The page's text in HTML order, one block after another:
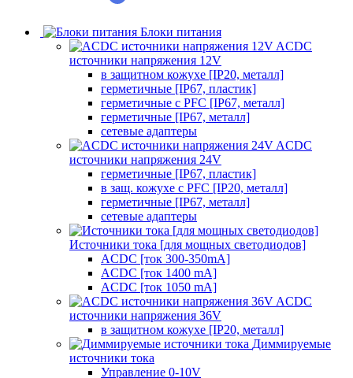
Блоки питания
ACDC
источники напряжения 12V
в защитном кожухе [IP20, металл]
герметичные [IP67, пластик]
герметичные с PFC [IP67, металл]
герметичные [IP67, металл]
сетевые адаптеры
ACDC
источники напряжения 24V
герметичные [IP67, пластик]
в защ. кожухе с PFC [IP20, металл]
герметичные [IP67, металл]
сетевые адаптеры
Источники тока [для мощных светодиодов]
ACDC [ток 300-350mA]
ACDC [ток 1400 mA]
ACDC [ток 1050 mA]
ACDC
источники напряжения 36V
в защитном кожухе [IP20, металл]
Диммируемые
источники тока
Управление 0-10V